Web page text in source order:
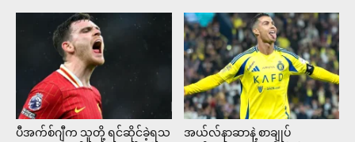
ပီအက်စ်ဂျီက သူတို့ ရင်ဆိုင်ခဲ့ရသ
အယ်လ်နာဆာနဲ့ စာချုပ်